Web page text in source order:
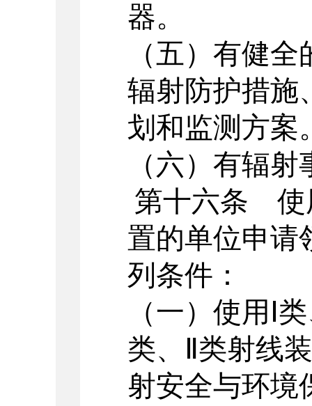
器。
（五）有健
辐射防护措施
划和监测方案
（六）有辐
第十六条 使
置的单位申请
列条件：
（一）使用Ⅰ
类、Ⅱ类射线
射安全与环境